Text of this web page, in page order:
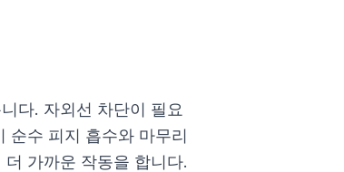
다. 자외선 차단이 필요
순수 피지 흡수와 마무리
가까운 작동을 합니다.